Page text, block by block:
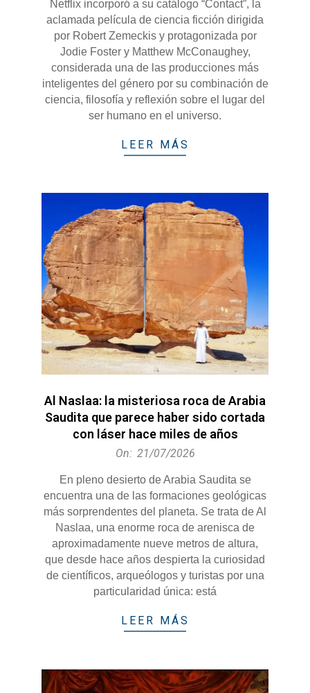
28Netflix incorporó a su catálogo “Contact”, la
aclamada película de ciencia ficción dirigida
por Robert Zemeckis y protagonizada por
Jodie Foster y Matthew McConaughey,
considerada una de las producciones más
inteligentes del género por su combinación de
ciencia, filosofía y reflexión sobre el lugar del
ser humano en el universo.
LEER MÁS
Al Naslaa: la misteriosa roca de Arabia
Saudita que parece haber sido cortada
con láser hace miles de años
On: 21/07/2026
En pleno desierto de Arabia Saudita se
encuentra una de las formaciones geológicas
más sorprendentes del planeta. Se trata de Al
Naslaa, una enorme roca de arenisca de
aproximadamente nueve metros de altura,
que desde hace años despierta la curiosidad
de científicos, arqueólogos y turistas por una
particularidad única: está
LEER MÁS